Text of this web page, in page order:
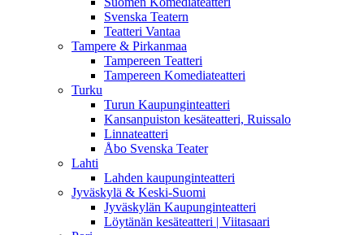
Svenska Teatern
Teatteri Vantaa
Tampere & Pirkanmaa
Tampereen Teatteri
Tampereen Komediateatteri
Turku
Turun Kaupunginteatteri
Kansanpuiston kesäteatteri, Ruissalo
Linnateatteri
Åbo Svenska Teater
Lahti
Lahden kaupunginteatteri
Jyväskylä & Keski-Suomi
Jyväskylän Kaupunginteatteri
Löytänän kesäteatteri | Viitasaari